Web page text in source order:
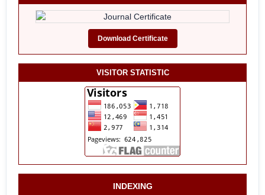
Download Certificate
VISITOR STATISTIC
INDEXING